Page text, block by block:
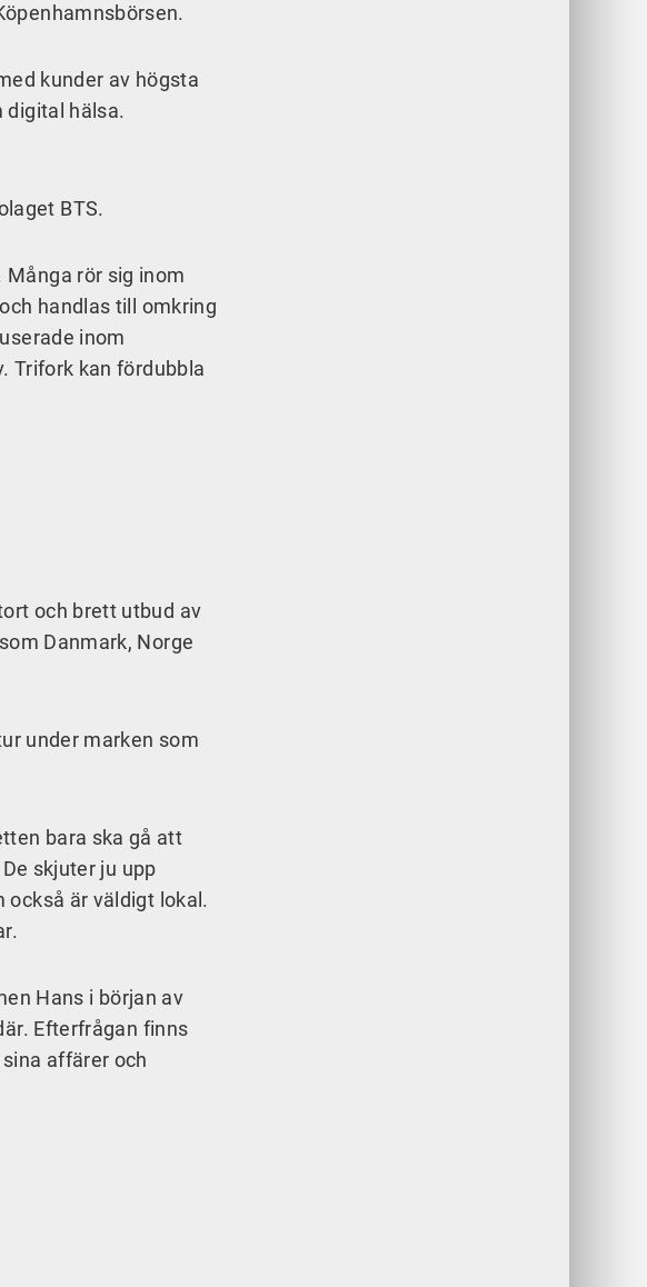
kunder av högsta
digital hälsa.
BTS.
rör sig inom
handlas till omkring
inom
Trifork kan fördubbla
och brett utbud av
Danmark, Norge
under marken som
bara ska gå att
skjuter ju upp
också är väldigt lokal.
Hans i början av
Efterfrågan finns
affärer och